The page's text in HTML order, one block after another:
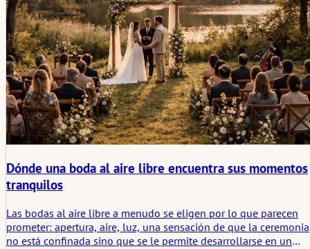
Dónde una boda al aire libre encuentra sus momentos
tranquilos
Las bodas al aire libre a menudo se eligen por lo que parecen
prometer: apertura, aire, luz, una sensación de que la ceremonia
no está confinada sino que se le permite desarrollarse en un